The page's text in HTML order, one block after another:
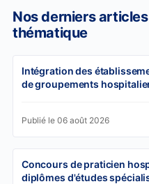
Nos derniers
thématique
Intégration des
de groupements
Publié le 06 août 2026
Concours de praticien
diplômes d'études